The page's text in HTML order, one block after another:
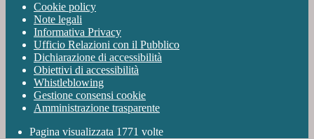
Cookie policy
Note legali
Informativa Privacy
Ufficio Relazioni con il Pubblico
Dichiarazione di accessibilità
Obiettivi di accessibilità
Whistleblowing
Gestione consensi cookie
Amministrazione trasparente
Pagina visualizzata 1771 volte